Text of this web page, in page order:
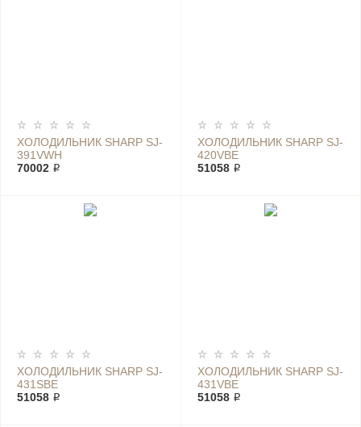
ХОЛОДИЛЬНИК SHARP SJ-
391VWH
70002 ₽
ХОЛОДИЛЬНИК SHARP SJ-
420VBE
51058 ₽
ХОЛОДИЛЬНИК SHARP SJ-
431SBE
51058 ₽
ХОЛОДИЛЬНИК SHARP SJ-
431VBE
51058 ₽